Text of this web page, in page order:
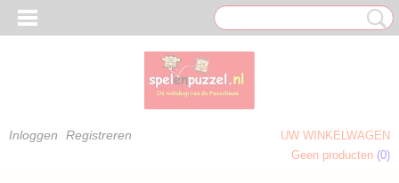
Inloggen Registreren
UW WINKELWAGEN
Geen producten (0)